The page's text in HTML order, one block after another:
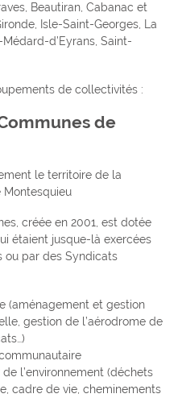
Beautiran, Cabanac et
Isle-Saint-Georges, La
d’Eyrans, Saint-
de collectivités :
de
le territoire de la
créée en 2001, est dotée
étaient jusque-là exercées
ou par des Syndicats
(aménagement et gestion
gestion de l’aérodrome de
l’environnement (déchets
cadre de vie, cheminements